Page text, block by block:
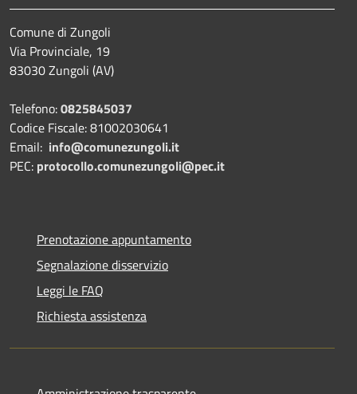
Comune di Zungoli
Via Provinciale, 19
83030 Zungoli (AV)
Telefono:0825845037
Codice Fiscale: 81002030641
Email: info@comunezungoli.it
PEC: protocollo.comunezungoli@pec.it
Prenotazione appuntamento
Segnalazione disservizio
Leggi le FAQ
Richiesta assistenza